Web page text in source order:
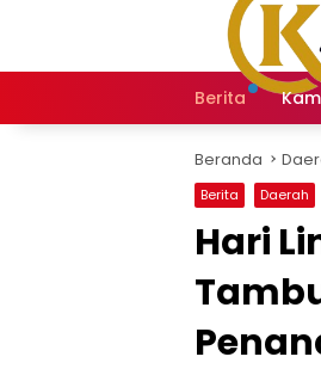
Berita
Beranda
Berita Daerah
Hari